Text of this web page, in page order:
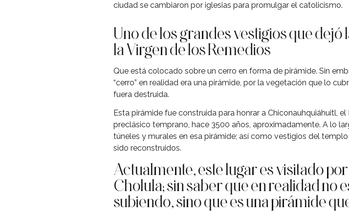
ciudad se cambiaron por iglesias para promulgar el catolicismo.
Uno de los grandes vestigios que
la Virgen de los Remedios
Que está colocado sobre un cerro en forma de pirámide. Sin
“cerro” en realidad era una pirámide, por la vegetación que lo
fuera destruida.
Esta pirámide fue construida para honrar a Chiconauhquiáhuitl,
preclásico temprano, hace 3500 años, aproximadamente. A lo
túneles y murales en esa pirámide; así como vestigios del
sido reconstruidos.
Actualmente, este lugar es visitado
Cholula; sin saber que en realidad no
subiendo, sino que es una pirámide